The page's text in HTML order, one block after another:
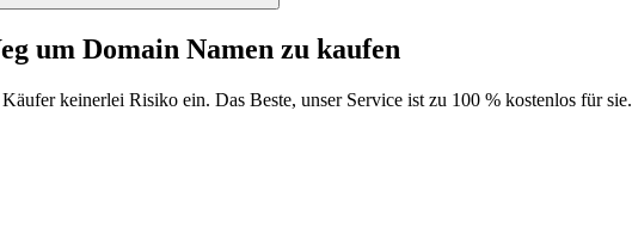
um Domain Namen zu kaufen
keinerlei Risiko ein. Das Beste, unser Service ist zu 100 % kostenlos für sie.